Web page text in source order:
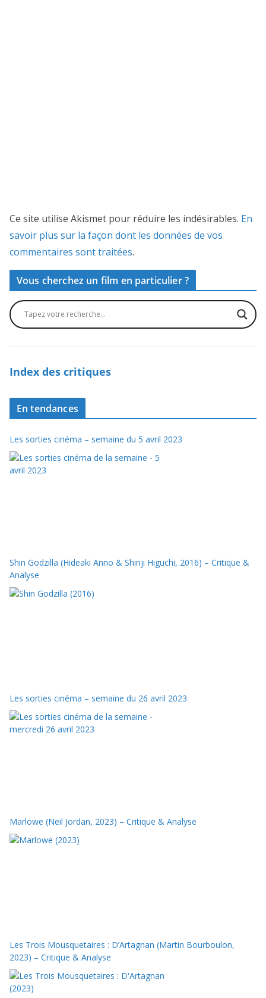
Ce site utilise Akismet pour réduire les indésirables. En
savoir plus sur la façon dont les données de vos
commentaires sont traitées.
Vous cherchez un film en particulier ?
Index des critiques
En tendances
Les sorties cinéma – semaine du 5 avril 2023
Shin Godzilla (Hideaki Anno & Shinji Higuchi, 2016) – Critique &
Analyse
Les sorties cinéma – semaine du 26 avril 2023
Marlowe (Neil Jordan, 2023) – Critique & Analyse
Les Trois Mousquetaires : D’Artagnan (Martin Bourboulon,
2023) – Critique & Analyse